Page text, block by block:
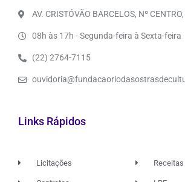
AV. CRISTÓVÃO BARCELOS, Nº
08h às 17h - Segunda-feira à Sexta-feira
(22) 2764-7115
Links Rápidos
Licitações